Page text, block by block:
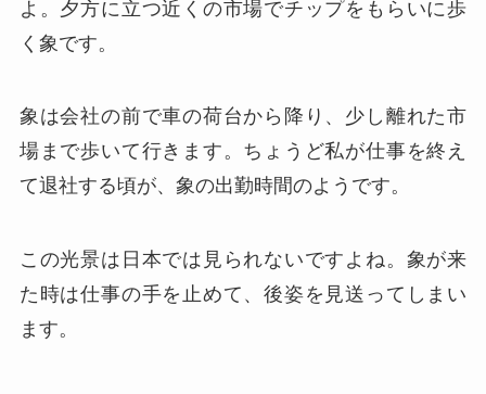
よ。夕方に立つ近くの市場でチップをもらいに歩
く象です。
象は会社の前で車の荷台から降り、少し離れた市
場まで歩いて行きます。ちょうど私が仕事を終え
て退社する頃が、象の出勤時間のようです。
この光景は日本では見られないですよね。象が来
た時は仕事の手を止めて、後姿を見送ってしまい
ます。